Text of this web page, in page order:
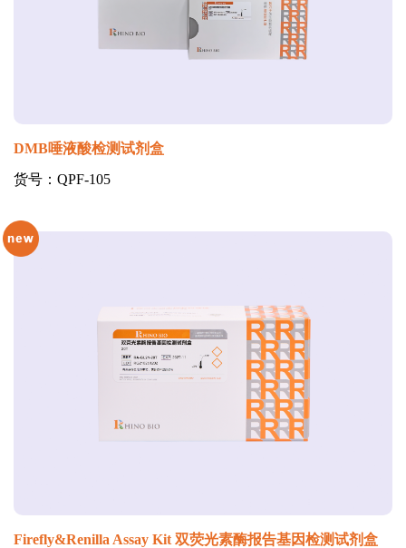
DMB唾液酸检测试剂盒
货号：QPF-105
Firefly&Renilla Assay Kit 双荧光素酶报告基因检测试剂盒